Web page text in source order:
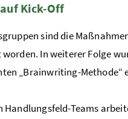
Kick-Off
sind die
In weiterer Folge
„Brainwriting-Methode“
Handlungsfeld-Teams